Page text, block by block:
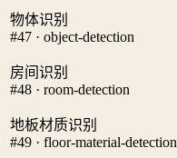
物体识别
#47 · object-detection
房间识别
#48 · room-detection
地板材质识别
#49 · floor-material-detection